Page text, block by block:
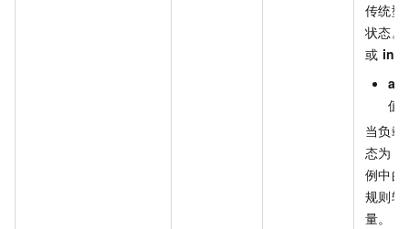
传统型
状态。
或
值
当负载
态为
例中的
规则转
量。